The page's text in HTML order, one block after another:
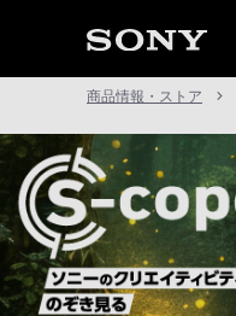
商品情報・ストア